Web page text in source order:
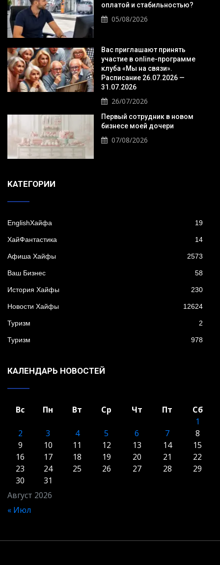
оплатой и стабильностью?
05/08/2026
Вас приглашают принять
участие в online-программе
клуба «Мы на связи».
Расписание 26.07.2026 —
31.07.2026
26/07/2026
Первый сотрудник в новом
бизнесе моей дочери
07/08/2026
KАТЕГОРИИ
EnglishХайфа 19
XайФантастика 14
Афиша Хайфы 2573
Ваш Бизнес 58
История Хайфы 230
Новости Хайфы 12624
Туризм 2
Туризм 978
КАЛЕНДАРЬ НОВОСТЕЙ
Август 2026
Вс Пн Вт Ср Чт Пт
Сб
1
2
3 4 5 6 7
8
9
10 11 12 13 14
15
16
17 18 19 20 21
22
23
24 25 26 27 28
29
30
31
« Июл